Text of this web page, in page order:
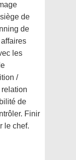
de
de
affaires
les
/
de
Finir
le chef.